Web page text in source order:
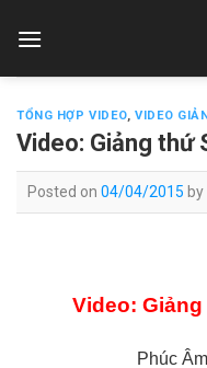
TỔNG HỢP VIDEO, VIDEO
Video: Giảng thứ
Posted on 04/04/2015 by
Video:
Phúc